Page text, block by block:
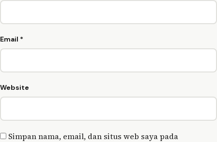
Email *
Website
Simpan nama, email, dan situs web saya pada